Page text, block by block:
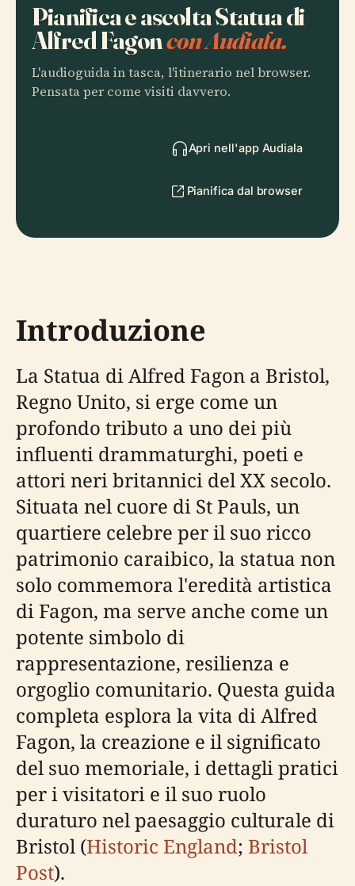
Pianifica e ascolta Statua di
Alfred Fagoncon Audiala.
L'audioguida in tasca, l'itinerario nel browser.
Pensata per come visiti davvero.
Apri nell'app Audiala
Pianifica dal browser
Introduzione
La Statua di Alfred Fagon a Bristol,
Regno Unito, si erge come un
profondo tributo a uno dei più
influenti drammaturghi, poeti e
attori neri britannici del XX secolo.
Situata nel cuore di St Pauls, un
quartiere celebre per il suo ricco
patrimonio caraibico, la statua non
solo commemora l'eredità artistica
di Fagon, ma serve anche come un
potente simbolo di
rappresentazione, resilienza e
orgoglio comunitario. Questa guida
completa esplora la vita di Alfred
Fagon, la creazione e il significato
del suo memoriale, i dettagli pratici
per i visitatori e il suo ruolo
duraturo nel paesaggio culturale di
Bristol (Historic England; Bristol
Post).